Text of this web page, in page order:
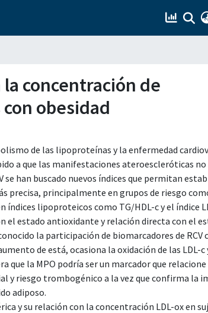
concentración de
obesidad
de las lipoproteínas y la enfermedad
a que las manifestaciones ateroescleróticas no
se han buscado nuevos índices que permitan
precisa, principalmente en grupos de riesgo
índices lipoproteicos como TG/HDL-c y el índice
el estado antioxidante y relación directa con el
la participación de biomarcadores de RCV
de está, ocasiona la oxidación de las LDL-c
que la MPO podría ser un marcador que
y riesgo trombogénico a la vez que confirma la
adiposo.
y su relación con la concentración LDL-ox en